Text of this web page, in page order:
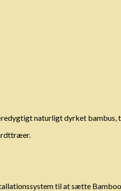
naturligt dyrket bambus,
til at sætte